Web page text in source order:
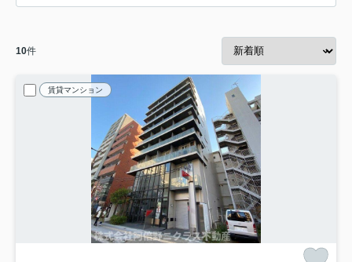
10件
賃貸マンション